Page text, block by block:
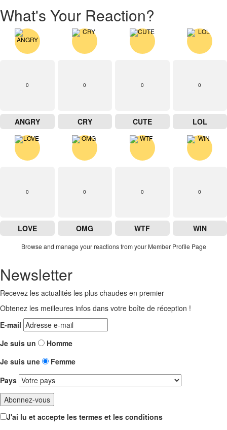
What's Your Reaction?
0
ANGRY
0
CRY
0
CUTE
0
LOL
0
LOVE
0
OMG
0
WTF
0
WIN
Browse and manage your reactions from your Member Profile Page
Newsletter
Recevez les actualités les plus chaudes en premier
Obtenez les meilleures infos dans votre boîte de réception !
E-mail
Je suis un
Homme
Je suis une
Femme
Pays
J'ai lu et accepte les termes et les conditions